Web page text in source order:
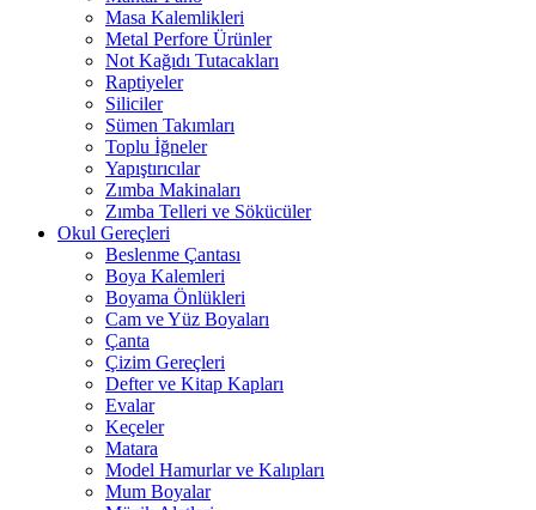
Masa Kalemlikleri
Metal Perfore Ürünler
Not Kağıdı Tutacakları
Raptiyeler
Siliciler
Sümen Takımları
Toplu İğneler
Yapıştırıcılar
Zımba Makinaları
Zımba Telleri ve Sökücüler
Okul Gereçleri
Beslenme Çantası
Boya Kalemleri
Boyama Önlükleri
Cam ve Yüz Boyaları
Çanta
Çizim Gereçleri
Defter ve Kitap Kapları
Evalar
Keçeler
Matara
Model Hamurlar ve Kalıpları
Mum Boyalar